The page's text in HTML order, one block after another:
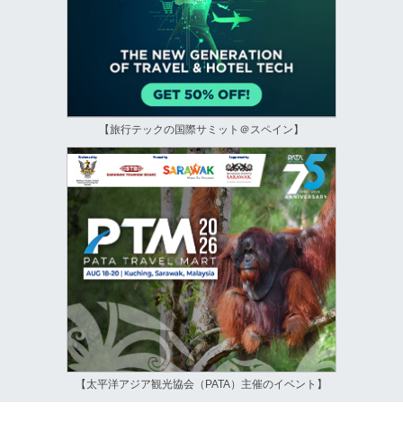
【旅行テックの国際サミット＠スペイン】
【太平洋アジア観光協会（PATA）主催のイベント】